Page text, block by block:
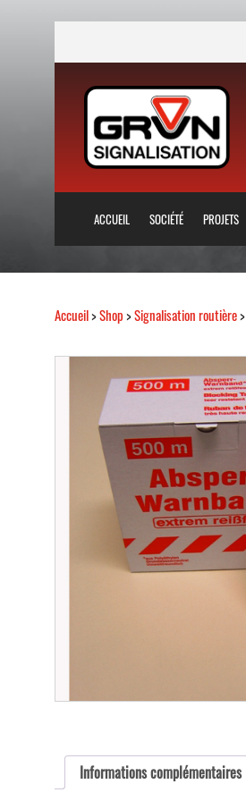
ACCUEIL SOCIÉTÉ PROJETS
Accueil>Shop>Signalisation routière>
Informations complémentaires